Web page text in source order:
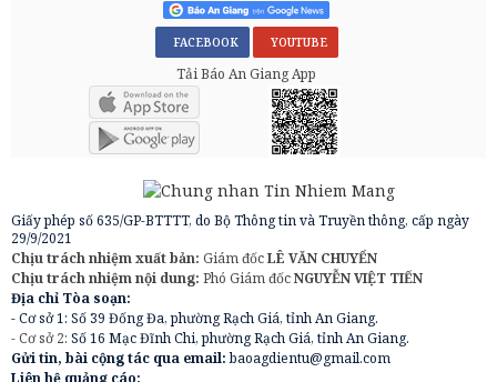
FACEBOOK YOUTUBE
Tải Báo An Giang App
Giấy phép số 635/GP-BTTTT, do Bộ Thông tin và Truyền thông, cấp ngày
29/9/2021
Chịu trách nhiệm xuất bản: Giám đốcLÊ VĂN CHUYỂN
Chịu trách nhiệm nội dung: Phó Giám đốcNGUYỄN VIỆT TIẾN
Địa chỉ Tòa soạn:
- Cơ sở 1: Số 39 Đống Đa, phường Rạch Giá, tỉnh An Giang.
- Cơ sở 2: Số 16 Mạc Đĩnh Chi, phường Rạch Giá, tỉnh An Giang.
Gửi tin, bài cộng tác qua email:baoagdientu@gmail.com
Liên hệ quảng cáo: